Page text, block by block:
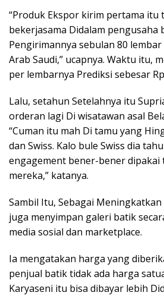
“Produk Ekspor kirim pertama itu
bekerjasama Didalam pengusaha
Pengirimannya sebulan 80
Arab Saudi,” ucapnya. Waktu itu,
per lembarnya Prediksi sebesar
Lalu, setahun Setelahnya itu
orderan lagi Di wisatawan asal
“Cuman itu mah Di tamu yang
dan Swiss. Kalo bule Swiss dia
engagement bener-bener dipakai
mereka,” katanya.
Sambil Itu, Sebagai
juga menyimpan galeri batik
media sosial dan marketplace.
Ia mengatakan harga yang
penjual batik tidak ada harga
Karyaseni itu bisa dibayar lebih